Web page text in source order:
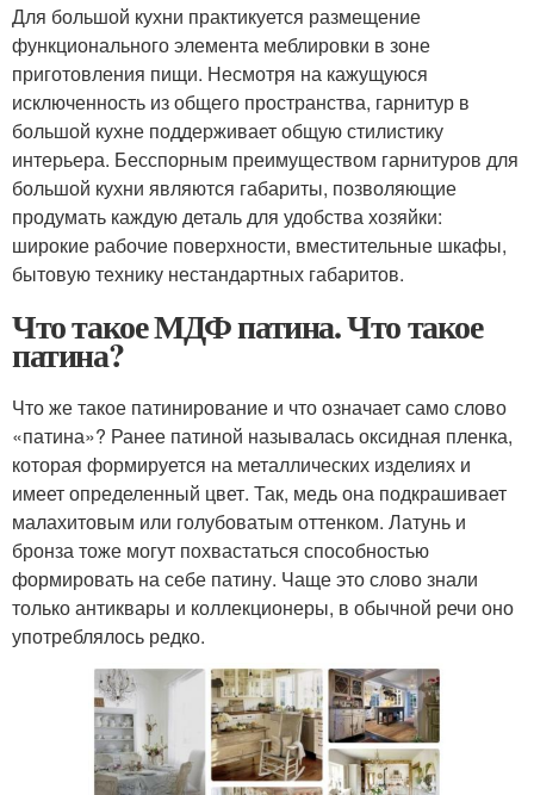
Для большой кухни практикуется размещение
функционального элемента меблировки в зоне
приготовления пищи. Несмотря на кажущуюся
исключенность из общего пространства, гарнитур в
большой кухне поддерживает общую стилистику
интерьера. Бесспорным преимуществом гарнитуров для
большой кухни являются габариты, позволяющие
продумать каждую деталь для удобства хозяйки:
широкие рабочие поверхности, вместительные шкафы,
бытовую технику нестандартных габаритов.
Что такое МДФ патина. Что такое
патина?
Что же такое патинирование и что означает само слово
«патина»? Ранее патиной называлась оксидная пленка,
которая формируется на металлических изделиях и
имеет определенный цвет. Так, медь она подкрашивает
малахитовым или голубоватым оттенком. Латунь и
бронза тоже могут похвастаться способностью
формировать на себе патину. Чаще это слово знали
только антиквары и коллекционеры, в обычной речи оно
употреблялось редко.